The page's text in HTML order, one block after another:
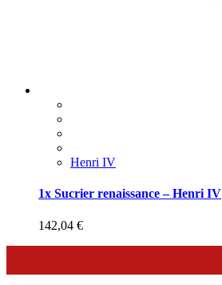
Henri IV
1x Sucrier renaissance – Henri IV
142,04 €